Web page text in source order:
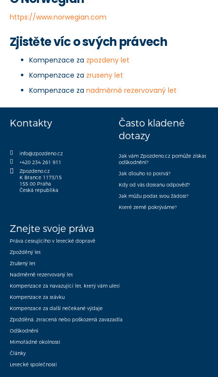
https://www.norwegian.com
Zjistěte víc o svých právech
Kompenzace za zpozdeny let
Kompenzace za zruseny let
Kompenzace za nadměrně rezervovaný let
Kontakty
Často kladené
dotazy
info@zpozdeno.cz
+420 234 261 911
Zpozdeno.cz
K Brance 1173/15
155 00 Praha
Česká republika
Jak vám Zpozdeno.cz pomůže získat
odškodnění?
Jak dlouho to potrvá?
Kdy od vás dostanu odpověď?
Jak můžu podat svou žádost?
Které země pokrýváme?
Znejte svoje práva
Práva cestujícího v letecké dopravě
Zpožděný let
Zrušený let
Nadměrně rezervovaný let
Kompenzace za navazující let, který vám uletí
Kompenzace za stávku
Kompenzace za další nečekané výdaje
Zpožděná, ztracená nebo poškozená zavazadla
Odškodnění
Mimořádné okolnosti
Články
Letecké společnosti